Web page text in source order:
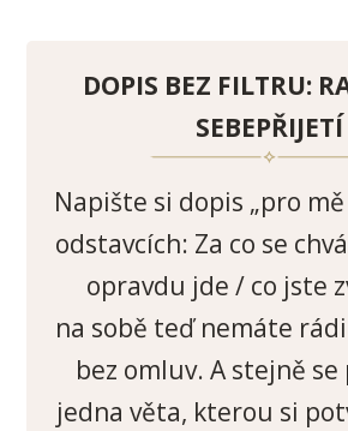
DOPIS BEZ FILTRU:
SEBEPŘIJETÍ
Napište si dopis „pro mě
odstavcích: Za co se
opravdu jde / co jste
na sobě teď nemáte
bez omluv. A stejně
jedna věta, kterou si